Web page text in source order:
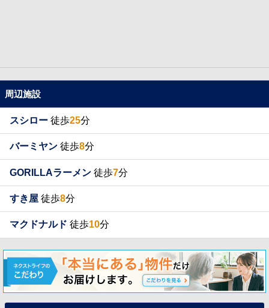
周辺施設
スシロー 徒歩25分
バーミヤン 徒歩8分
GORILLAラーメン 徒歩7分
すき屋 徒歩8分
マクドナルド 徒歩10分